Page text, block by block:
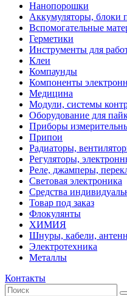
Нанопорошки
Аккумуляторы, блоки
Вспомогательные
Герметики
Инструменты для
Клеи
Компаунды
Компоненты
Медицина
Модули, системы
Оборудование для
Приборы
Припои
Радиаторы,
Регуляторы,
Реле, джамперы,
Световая электроника
Средства
Товар под заказ
Флокулянты
ХИМИЯ
Шнуры, кабели,
Электротехника
Металлы
Контакты